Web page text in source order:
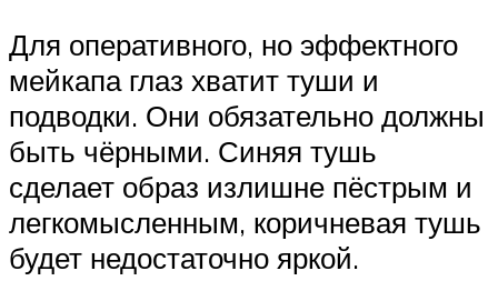
Для оперативного, но эффектного
мейкапа глаз хватит туши и
подводки. Они обязательно должны
быть чёрными. Синяя тушь
сделает образ излишне пёстрым и
легкомысленным, коричневая тушь
будет недостаточно яркой.